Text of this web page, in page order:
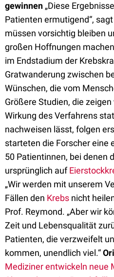
gewinnen „Diese
Patienten ermutigend“,
müssen vorsichtig bleiben
großen Hoffnungen
im Endstadium der
Gratwanderung zwischen
Wünschen, die vom
Größere Studien, die
Wirkung des Verfahrens
nachweisen lässt, folgen
starteten die Forscher eine
50 Patientinnen, bei denen
ursprünglich auf
„Wir werden mit unserem
Fällen den Krebs nicht
Prof. Reymond. „Aber wir
Zeit und Lebensqualität
Patienten, die verzweifelt
kommen, unendlich viel.“
Mediziner entwickeln neue